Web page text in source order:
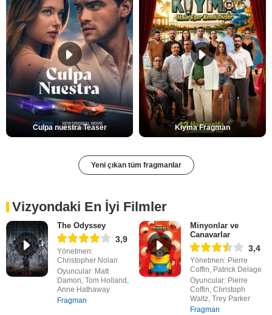
Culpa nuestra Teaser Kıyma Fragman
Yeni çıkan tüm fragmanlar
Vizyondaki En İyi Filmler
The Odyssey
3,9
Yönetmen:
Christopher Nolan
Oyuncular: Matt
Damon, Tom Holland,
Anne Hathaway
Fragman
Minyonlar ve
Canavarlar
3,4
Yönetmen: Pierre
Coffin, Patrick Delage
Oyuncular: Pierre
Coffin, Christoph
Waltz, Trey Parker
Fragman